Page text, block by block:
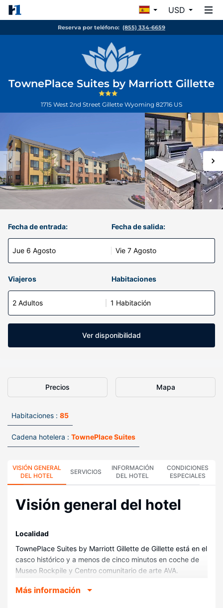
USD
Reserva por teléfono: (855) 334-6659
TownePlace Suites by Marriott Gillette
1715 West 2nd Street Gillette Wyoming 82716 US
Fecha de entrada:
Jue 6 Agosto
Fecha de salida:
Vie 7 Agosto
Viajeros Habitaciones
2 Adultos 1 Habitación
Ver disponibilidad
Precios Mapa
Habitaciones : 85
Cadena hotelera : TownePlace Suites
VISIÓN GENERAL
DEL HOTEL
SERVICIOS
INFORMACIÓN
DEL HOTEL
CONDICIONES
ESPECIALES
Visión general del hotel
Localidad
TownePlace Suites by Marriott Gillette de Gillette está en el
casco histórico y a menos de cinco minutos en coche de
Museo Rockpile y Centro comunitario de arte AVA.
Bicentenario y a 4 km de Club de golf Bell Nob.
Más información